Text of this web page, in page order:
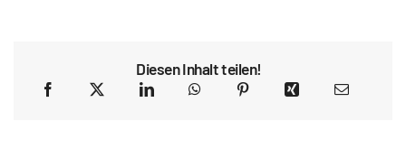
Diesen Inhalt teilen!